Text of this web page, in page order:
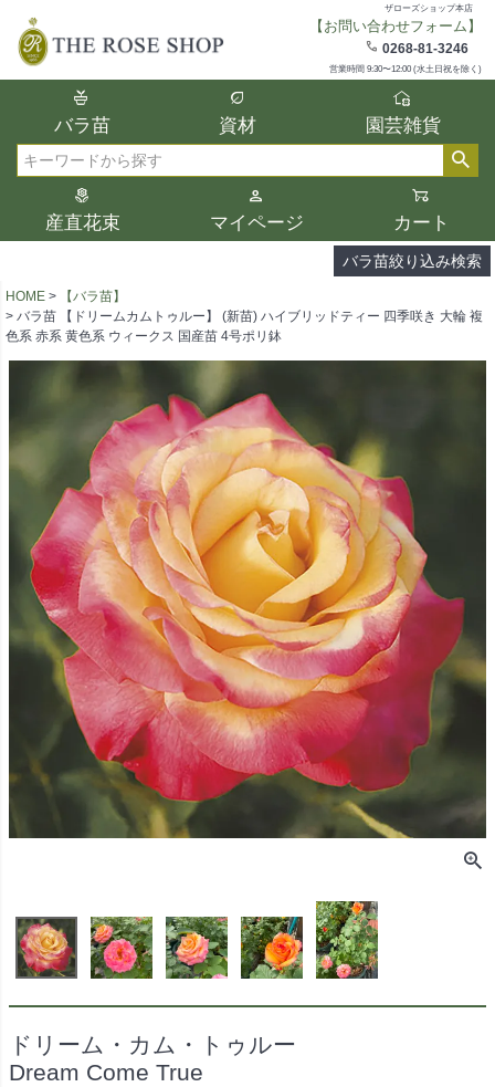
ザローズショップ本店
【お問い合わせフォーム】
0268-81-3246
営業時間 9:30〜12:00 (水土日祝を除く)
バラ苗 資材 園芸雑貨
産直花束 マイページ カート
バラ苗絞り込み検索
在庫
在庫ありのみ表示
検索
複数の条件を選択して絞り込み検索が可能
選択した項目全てに該当する品種のみ検索
結果に表示されます。
タイプ、カラー、ブランドなどは1つずつ選
択してください。
HOME
【バラ苗】
バラ苗 【ドリームカムトゥルー】 (新苗) ハイブリッドティー 四季咲き 大輪 複
色系 赤系 黄色系 ウィークス 国産苗 4号ポリ鉢
ドリーム・カム・トゥルー
Dream Come True